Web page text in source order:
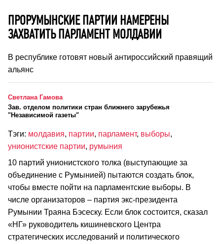
ПРОРУМЫНСКИЕ ПАРТИИ НАМЕРЕНЫ
ЗАХВАТИТЬ ПАРЛАМЕНТ МОЛДАВИИ
В республике готовят новый антироссийский правящий
альянс
Светлана Гамова
Зав. отделом политики стран ближнего зарубежья
"Независимой газеты"
Тэги: молдавия, партии, парламент, выборы,
унионистские партии, румыния
10 партий унионистского толка (выступающие за
объединение с Румынией) пытаются создать блок,
чтобы вместе пойти на парламентские выборы. В
числе организаторов – партия экс-президента
Румынии Траяна Бэсеску. Если блок состоится, сказал
«НГ» руководитель кишиневского Центра
стратегических исследований и политического